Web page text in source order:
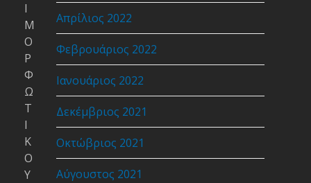
Απρίλιος 2022
Φεβρουάριος 2022
Ιανουάριος 2022
Δεκέμβριος 2021
Οκτώβριος 2021
Αύγουστος 2021
Ι
Μ
Ο
Ρ
Φ
Ω
Τ
Ι
Κ
Ο
Υ